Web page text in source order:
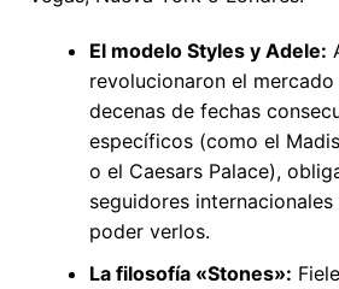
El modelo Styles y Adele:
revolucionaron el
decenas de fechas
específicos (como el
o el Caesars Palace),
seguidores
poder verlos.
La filosofía «Stones»: